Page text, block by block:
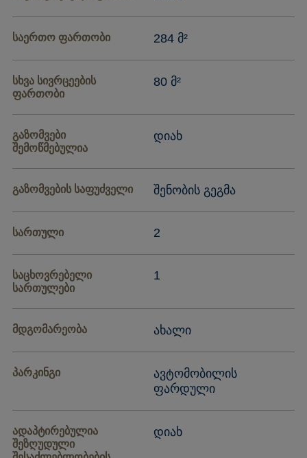
საერთო ფართობი 284 მ²
სხვა სივრცეების
ფართობი
80 მ²
გაზომვები
შემოწმებულია
დიახ
გაზომვების საფუძველი შენობის გეგმა
სართული 2
საცხოვრებელი
სართულები
1
მდგომარეობა ახალი
პარკინგი
ავტომობილის
ფარდული
ადაპტირებულია
შეზღუდული
დიახ